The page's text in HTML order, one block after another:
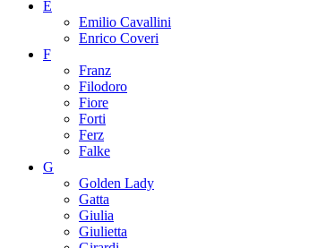
E
Emilio Cavallini
Enrico Coveri
F
Franz
Filodoro
Fiore
Forti
Ferz
Falke
G
Golden Lady
Gatta
Giulia
Giulietta